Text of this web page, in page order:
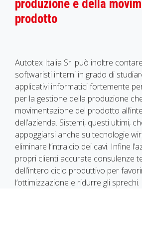
produzione e della
prodotto
Autotex Italia Srl può inoltre
softwaristi interni in grado di
applicativi informatici fortemente
per la gestione della produzione
movimentazione del prodotto
dell’azienda. Sistemi, questi ultimi,
appoggiarsi anche su tecnologie
eliminare l’intralcio dei cavi. Infine
propri clienti accurate consulenze
dell’intero ciclo produttivo per
l’ottimizzazione e ridurre gli sprechi.